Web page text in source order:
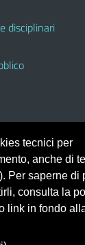
disciplinari
tecnici per
anche di
Per saperne di
consulta la
link in fondo